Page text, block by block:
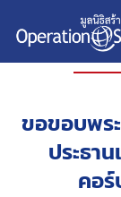
อง
ขอขอบพร
ประธา
คอ